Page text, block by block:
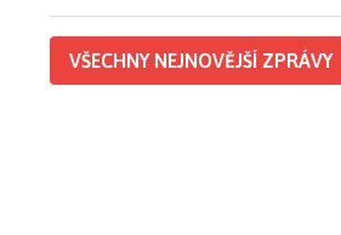
VŠECHNY NEJNOVĚJŠÍ ZPRÁVY